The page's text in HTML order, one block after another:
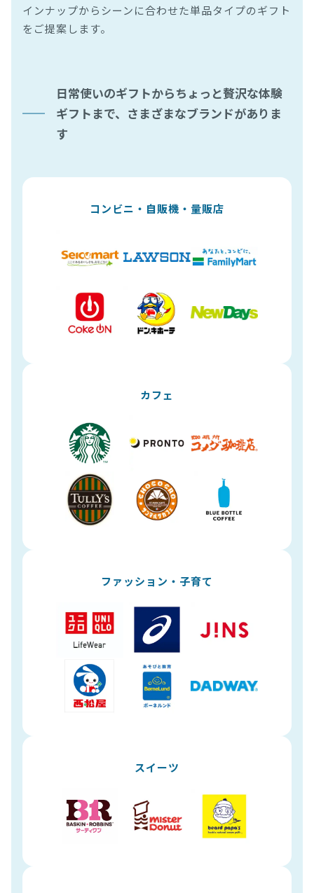
インナップからシーンに合わせた単品タイプのギフト
をご提案します。
日常使いのギフトからちょっと贅沢な体験
ギフトまで、さまざまなブランドがありま
す
コンビニ・自販機・量販店
カフェ
ファッション・子育て
スイーツ